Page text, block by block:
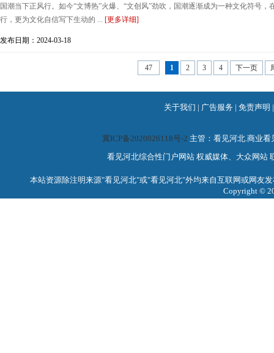
国潮当下正风行。如今“文博热”火爆、“文创风”劲吹，国潮逐渐成为一种文化符号
行，更为文化自信写下生动的 ... [更多详细]
发布日期：2024-03-18
47 1 2 3 4 下一页
关于我们 | 广告服务 | 免责声明
冀ICP备2020026118号-2 主管：看见河北.商业
看见河北综合性门户网站 权威媒体、大众网站
本站资源除注明来源"看见河北"或"看见河北"外均来自互联网或网友
Copyright ©